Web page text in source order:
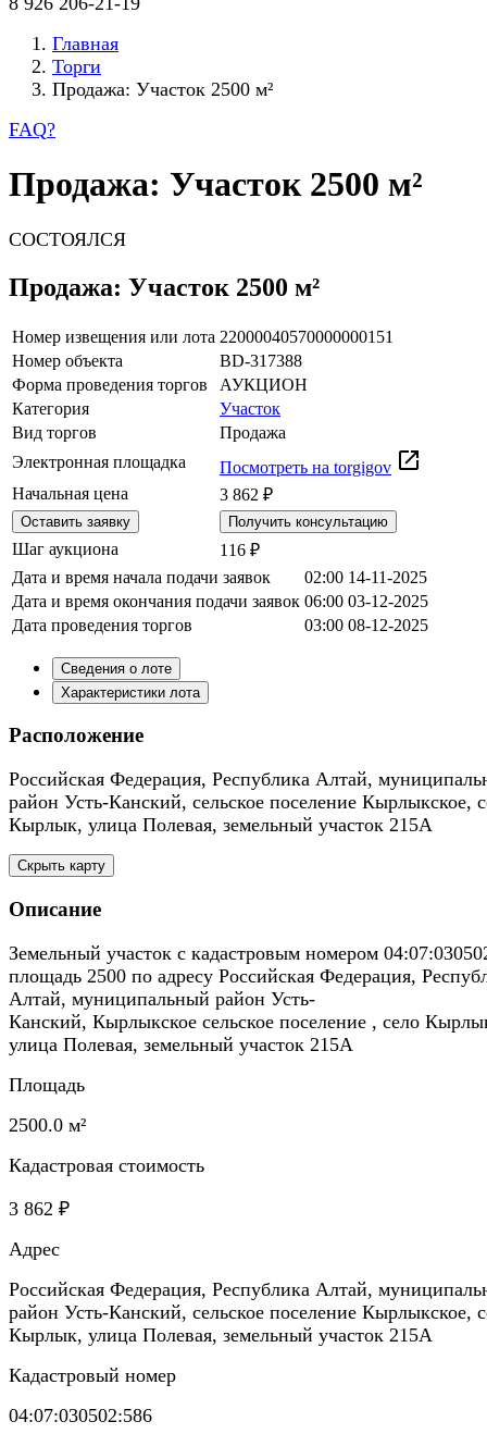
Главная
Торги
Продажа: Участок 2500 м²
FAQ?
Продажа: Участок 2500 м²
СОСТОЯЛСЯ
Продажа: Участок 2500 м²
Номер извещения или лота 22000040570000000151
Номер объекта
BD-317388
Форма проведения торгов
АУКЦИОН
Категория
Участок
Вид торгов
Продажа
Электронная площадка
Посмотреть на torgigov
Начальная цена
3 862 ₽
Оставить заявку Получить консультацию
Шаг аукциона
116 ₽
Дата и время начала подачи заявок
02:00 14-11-2025
Дата и время окончания подачи заявок 06:00 03-12-2025
Дата проведения торгов
03:00 08-12-2025
Сведения о лоте
Характеристики лота
Расположение
Российская Федерация, Республика Алтай,
район Усть-Канский, сельское поселение Кырлыкское,
Кырлык, улица Полевая, земельный участок 215А
Скрыть карту
Описание
Земельный участок с кадастровым номером
площадь 2500 по адресу Российская Федерация,
Алтай, муниципальный район Усть-
Канский, Кырлыкское сельское поселение , село
улица Полевая, земельный участок 215А
Площадь
2500.0 м²
Кадастровая стоимость
3 862 ₽
Адрес
Российская Федерация, Республика Алтай,
район Усть-Канский, сельское поселение Кырлыкское,
Кырлык, улица Полевая, земельный участок 215А
Кадастровый номер
04:07:030502:586